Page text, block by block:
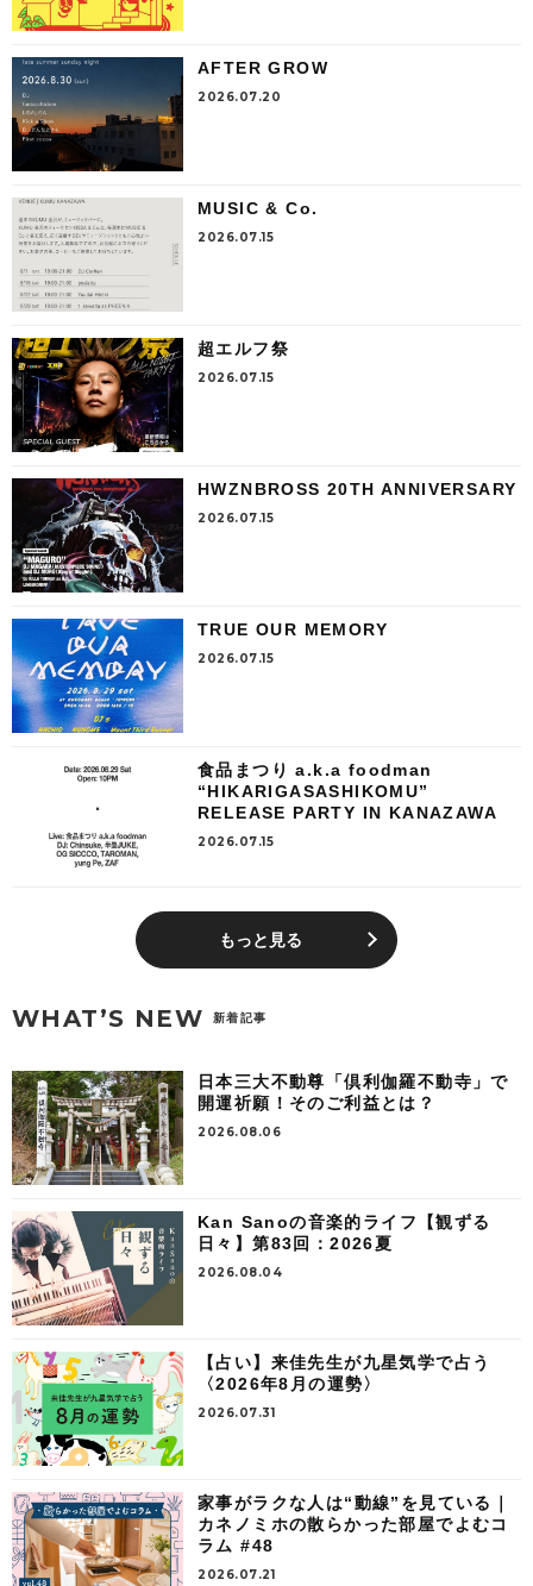
AFTER GROW
2026.07.20
MUSIC & Co.
2026.07.15
超エルフ祭
2026.07.15
HWZNBROSS 20TH ANNIVERSARY
2026.07.15
TRUE OUR MEMORY
2026.07.15
食品まつり a.k.a foodman
“HIKARIGASASHIKOMU”
RELEASE PARTY IN KANAZAWA
2026.07.15
もっと見る
WHAT’S NEW 新着記事
日本三大不動尊「倶利伽羅不動寺」で
開運祈願！そのご利益とは？
2026.08.06
Kan Sanoの音楽的ライフ【観ずる
日々】第83回：2026夏
2026.08.04
【占い】来佳先生が九星気学で占う
〈2026年8月の運勢〉
2026.07.31
家事がラクな人は“動線”を見ている｜
カネノミホの散らかった部屋でよむコ
ラム #48
2026.07.21